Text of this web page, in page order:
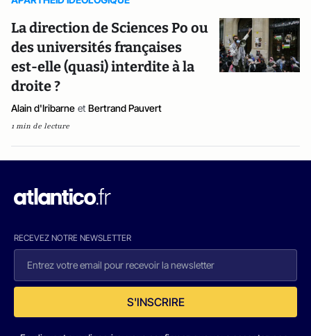
La direction de Sciences Po ou
des universités françaises
est-elle (quasi) interdite à la
droite ?
Alain d'Iribarne et Bertrand Pauvert
1 min de lecture
RECEVEZ NOTRE NEWSLETTER
S'INSCRIRE